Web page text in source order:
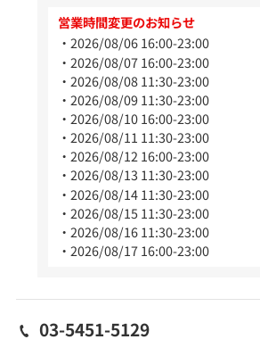
営業時間変更のお知らせ
2026/08/06 16:00-23:00
2026/08/07 16:00-23:00
2026/08/08 11:30-23:00
2026/08/09 11:30-23:00
2026/08/10 16:00-23:00
2026/08/11 11:30-23:00
2026/08/12 16:00-23:00
2026/08/13 11:30-23:00
2026/08/14 11:30-23:00
2026/08/15 11:30-23:00
2026/08/16 11:30-23:00
2026/08/17 16:00-23:00
03-5451-5129